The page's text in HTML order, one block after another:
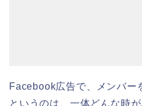
Facebook広告で、メンバー
というのは、一体どんな時